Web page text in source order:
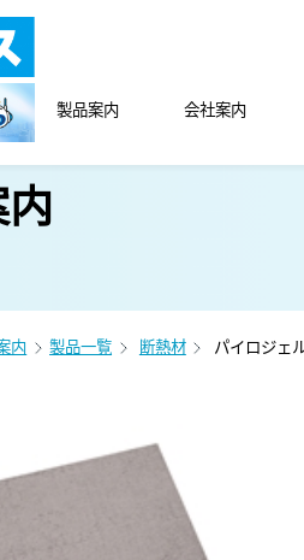
製品案内 会社案内
内 製品一覧 断熱材 パイロジェ